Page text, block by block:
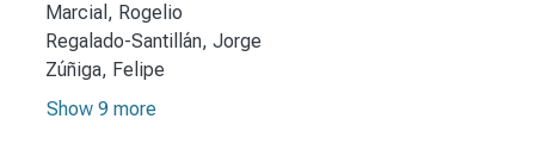
Marcial, Rogelio
Regalado-Santillán, Jorge
Zúñiga, Felipe
Show 9 more